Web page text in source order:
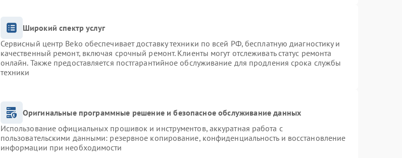
Широкий спектр услуг
Сервисный центр Beko обеспечивает доставку техники по всей РФ, бесплатную диагностику и
качественный ремонт, включая срочный ремонт. Клиенты могут отслеживать статус ремонта
онлайн. Также предоставляется постгарантийное обслуживание для продления срока службы
техники
Оригинальные программные решение и безопасное обслуживание данных
Использование официальных прошивок и инструментов, аккуратная работа с
пользовательскими данными: резервное копирование, конфиденциальность и восстановление
информации при необходимости